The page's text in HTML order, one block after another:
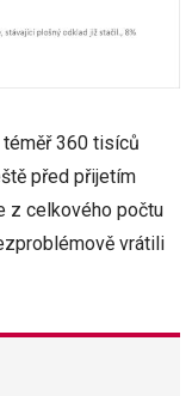
360 tisíců
před přijetím
z celkového počtu
vrátili